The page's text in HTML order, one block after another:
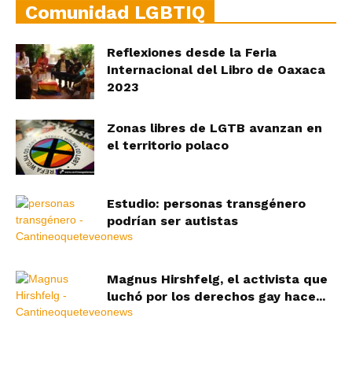
Comunidad LGBTIQ
Reflexiones desde la Feria
Internacional del Libro de Oaxaca
2023
Zonas libres de LGTB avanzan en
el territorio polaco
Estudio: personas transgénero
podrían ser autistas
Magnus Hirshfelg, el activista que
luchó por los derechos gay hace...